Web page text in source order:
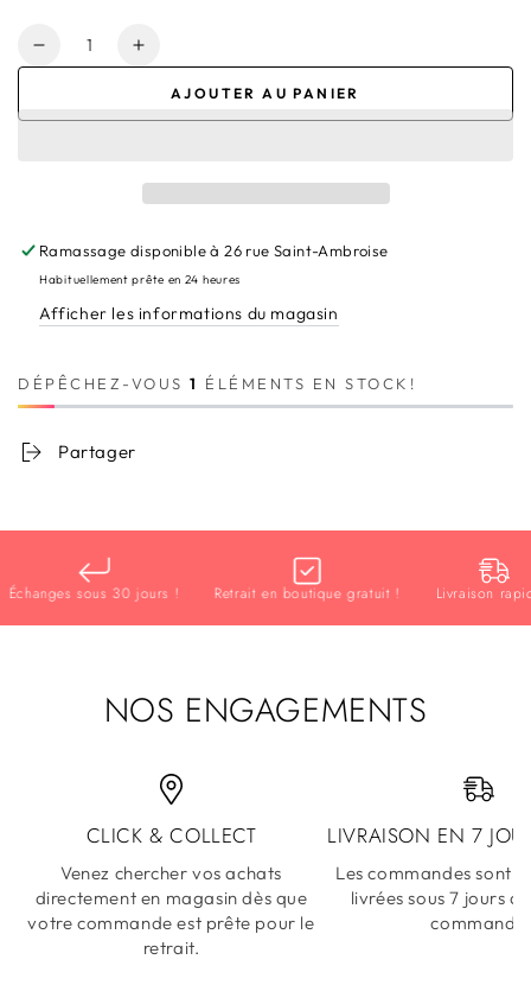
Quantité
Réduire
Augmenter
quantité
JONC
(large)
AJOUTER AU PANIER
Ramassage disponible à26 rue Saint-Ambroise
Habituellement prête en 24 heures
Afficher les informations du magasin
DÉPÊCHEZ-VOUS 1 ÉLÉMENTS EN STOCK!
Partager
sous 30 jours ! Retrait en boutique gratuit ! Livraison rapide !
NOS ENGAGEMENTS
CLICK & COLLECT
Venez chercher vos achats
directement en magasin dès que
votre commande est prête pour le
retrait.
LIVRAISON EN 7
Les commandes sont
livrées sous 7 jours
commande